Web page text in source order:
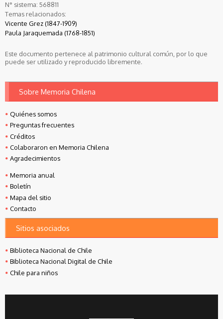
N° sistema: 568811
Temas relacionados:
Vicente Grez (1847-1909)
Paula Jaraquemada (1768-1851)
Este documento pertenece al patrimonio cultural común, por lo que
puede ser utilizado y reproducido libremente.
Sobre Memoria Chilena
Quiénes somos
Preguntas frecuentes
Créditos
Colaboraron en Memoria Chilena
Agradecimientos
Memoria anual
Boletín
Mapa del sitio
Contacto
Sitios asociados
Biblioteca Nacional de Chile
Biblioteca Nacional Digital de Chile
Chile para niños